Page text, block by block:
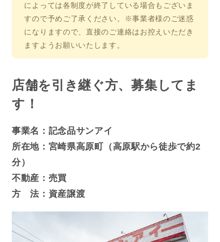
によっては各制度が終了している場合もございま
すので予めご了承ください。※事業者様のご迷惑
になりますので、直接のご連絡はお控えいただき
ますようお願いいたします。
店舗を引き継ぐ方、募集してま
す！
事業名：記念品サンアイ
所在地：宮崎県高原町（高原駅から徒歩で約2
分）
不動産：売買
方 法：資産譲渡